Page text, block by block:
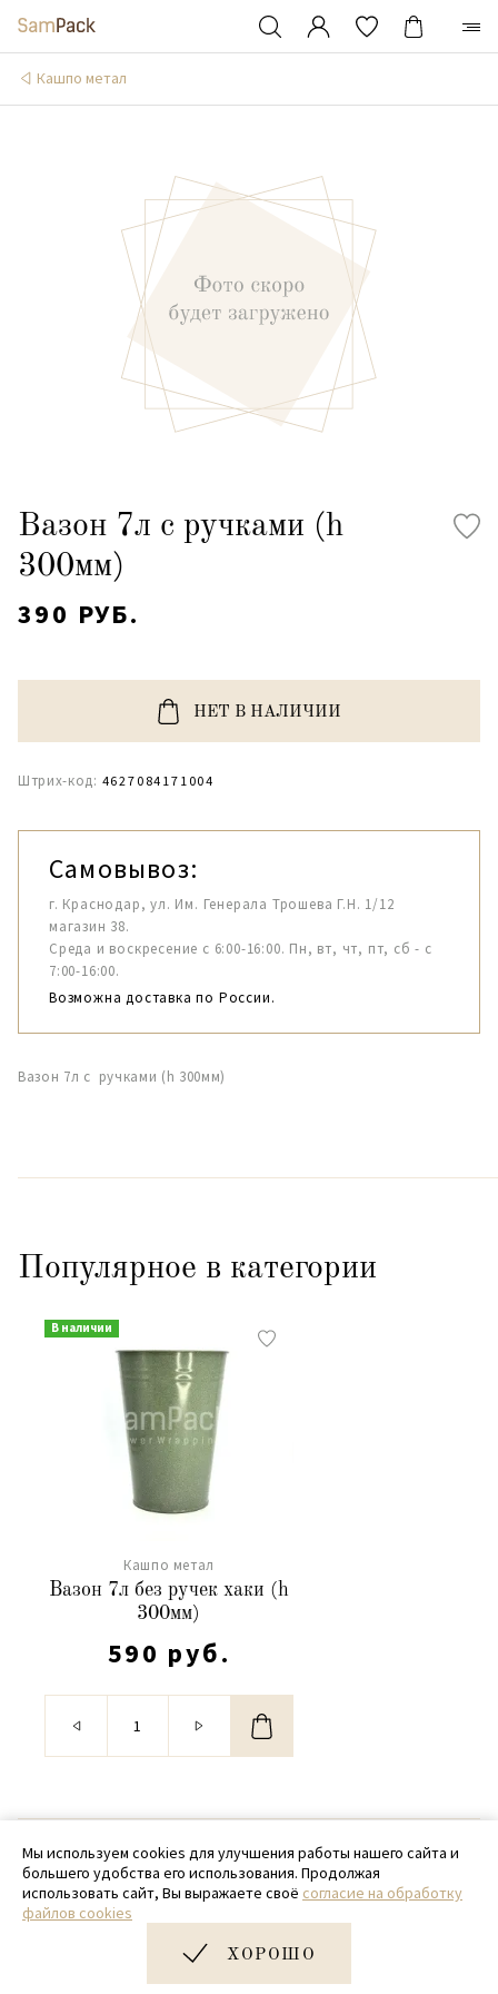
Кашпо метал
Вазон 7л с ручками (h
300мм)
390 РУБ.
НЕТ В НАЛИЧИИ
Штрих-код: 4627084171004
Самовывоз:
г. Краснодар, ул. Им. Генерала Трошева Г.Н. 1/12
магазин 38.
Среда и воскресение с 6:00-16:00. Пн, вт, чт, пт, сб - с
7:00-16:00.
Возможна доставка по России.
Вазон 7л с ручками (h 300мм)
Популярное в категории
В наличии
Кашпо метал
Вазон 7л без ручек хаки (h
300мм)
590 руб.
© 2020 - 2026 SamPack
+ 7 (918) 699-97-87
zakaz@sampack.store
Дизайн и разработка сайта
Мы используем cookies для улучшения работы нашего сайта и
большего удобства его использования. Продолжая
использовать сайт, Вы выражаете своё согласие на обработку
файлов cookies
ХОРОШО